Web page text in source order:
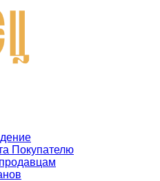
Покупателю